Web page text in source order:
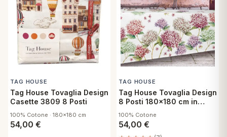
TAG HOUSE
Tag House Tovaglia Design
Casette 3809 8 Posti
100% Cotone · 180x180 cm
54,00 €
TAG HOUSE
Tag House Tovaglia Design
8 Posti 180x180 cm in
100% Cotone
54,00 €